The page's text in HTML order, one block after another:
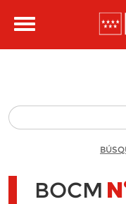
Toggle
BOCM